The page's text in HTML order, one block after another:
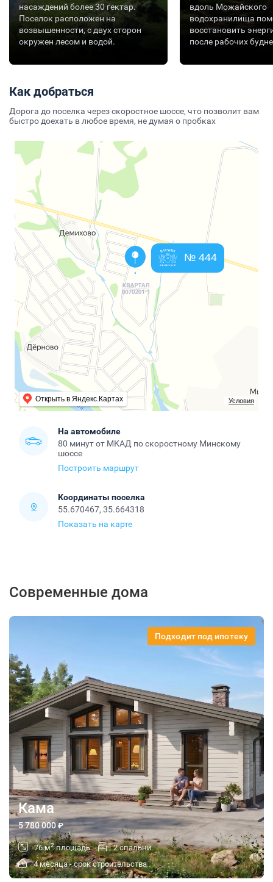
насаждений более 30 гектар.
Поселок расположен на
возвышенности, с двух сторон
окружен лесом и водой.
вдоль Можайского
водохранилища
восстановить
после рабочих
Как добраться
Дорога до поселка через скоростное шоссе, что позволит вам
быстро доехать в любое время, не думая о пробках
Условия
Открыть в Яндекс.Картах
№ 444
На автомобиле
80 минут от МКАД по скоростному Минскому
шоссе
Построить маршрут
Координаты поселка
55.670467, 35.664318
Показать на карте
Современные дома
Подходит под ипотеку
Кама
5 780 000₽
76 м2площадь
2 спальни
4 месяца - срок строительства